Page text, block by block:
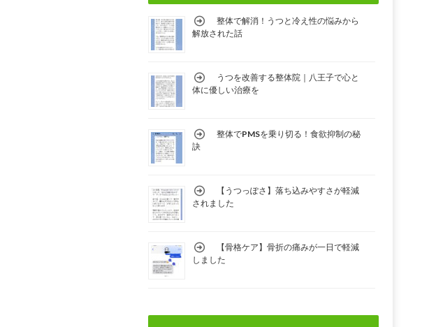
整体で解消！うつと冷え性の悩みから
解放された話
うつを改善する整体院｜八王子で心と
体に優しい治療を
整体でPMSを乗り切る！食欲抑制の秘
訣
【うつっぽさ】落ち込みやすさが軽減
されました
【骨格ケア】骨折の痛みが一日で軽減
しました